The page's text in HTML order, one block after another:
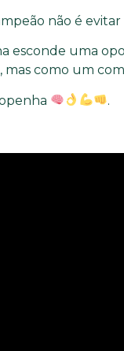
não é
esconde uma
como um
.